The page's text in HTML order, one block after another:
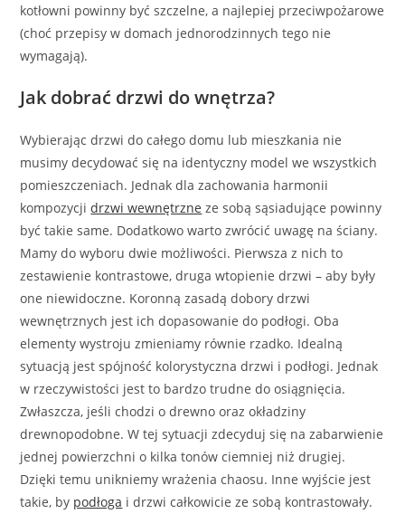
kotłowni powinny być szczelne, a najlepiej przeciwpożarowe
(choć przepisy w domach jednorodzinnych tego nie
wymagają).
Jak dobrać drzwi do wnętrza?
Wybierając drzwi do całego domu lub mieszkania nie
musimy decydować się na identyczny model we wszystkich
pomieszczeniach. Jednak dla zachowania harmonii
kompozycjidrzwi wewnętrzne ze sobą sąsiadujące powinny
być takie same. Dodatkowo warto zwrócić uwagę na ściany.
Mamy do wyboru dwie możliwości. Pierwsza z nich to
zestawienie kontrastowe, druga wtopienie drzwi – aby były
one niewidoczne. Koronną zasadą dobory drzwi
wewnętrznych jest ich dopasowanie do podłogi. Oba
elementy wystroju zmieniamy równie rzadko. Idealną
sytuacją jest spójność kolorystyczna drzwi i podłogi. Jednak
w rzeczywistości jest to bardzo trudne do osiągnięcia.
Zwłaszcza, jeśli chodzi o drewno oraz okładziny
drewnopodobne. W tej sytuacji zdecyduj się na zabarwienie
jednej powierzchni o kilka tonów ciemniej niż drugiej.
Dzięki temu unikniemy wrażenia chaosu. Inne wyjście jest
takie, by podłoga i drzwi całkowicie ze sobą kontrastowały.